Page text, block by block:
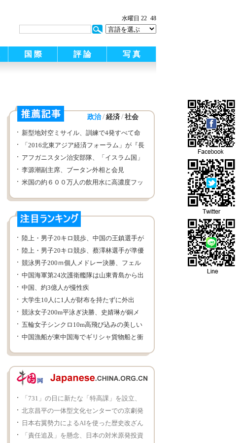
水曜日 22 48
国 際 評 論 写 真
政治 / 経済 / 社会
新型地対空ミサイル、訓練で4発すべて命
中「2016北東アジア経済フォーラム」が『長
春宣言』を発表、北東アジア協力開発銀行
の早期設立を呼びかけ
アフガニスタン治安部隊、「イスラム国」
の武装勢力のメンバー32人を射殺
李源潮副主席、ブータン外相と会見
米国の約６００万人の飲用水に高濃度フッ
陸上・男子20キロ競歩、中国の王鎮選手が
優勝
陸上・男子20キロ競歩、蔡澤林選手が準優
勝
競泳男子200ｍ個人メドレー決勝、フェル
プスが優勝
中国海軍第24次護衛艦隊は山東青島から出
航
中国、約3億人が慢性疾
大学生10人に1人が財布を持たずに外出
競泳女子200m平泳ぎ決勝、史婧琳が銅メ
ダルを獲得
五輪女子シンクロ10m高飛び込みの美しい
瞬間
中国漁船が東中国海でギリシャ貨物船と衝